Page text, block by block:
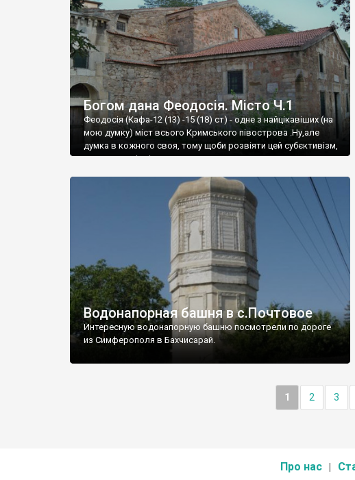
Богом дана Феодосія. Місто Ч.1
Феодосія (Кафа-12 (13) -15 (18) ст) - одне з найцікавіших (на
мою думку) міст всього Кримського півострова .Ну,але
думка в кожного своя, тому щоби розвіяти цей субєктивізм,
запрошую відвідати це
Водонапорная башня в с.Почтовое
Интересную водонапорную башню посмотрели по дороге
из Симферополя в Бахчисарай.
1 2 3
Про нас